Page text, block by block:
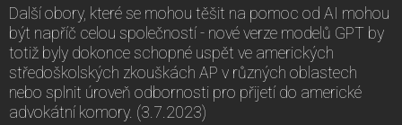
Další obory, které se mohou těšit na pomoc od AI mohou
být napříč celou společností - nové verze modelů GPT by
totiž byly dokonce schopné uspět ve amerických
středoškolských zkouškách AP v různých oblastech
nebo splnit úroveň odbornosti pro přijetí do americké
advokátní komory. (3.7.2023)